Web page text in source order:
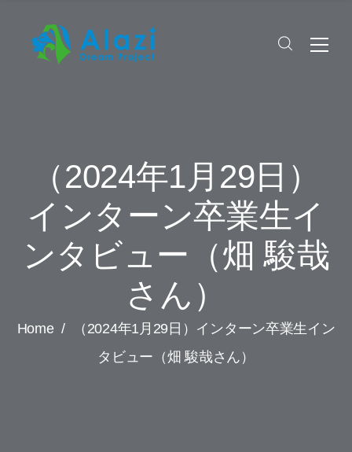
（2024年1月29日）
インターン卒業生イ
ンタビュー（畑 駿哉
さん）
Home /
（2024年1月29日）インターン卒業生イン
タビュー（畑 駿哉さん）